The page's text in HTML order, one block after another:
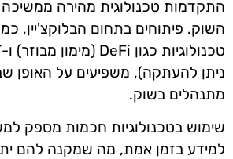
התקדמות טכנולוגית מהירה
השוק. פיתוחים בתחום הבלוקצ'יין,
ניתן להעתקה), משפיעים על האופן
מתנהלים בשוק.
שימוש בטכנולוגיות חכמות מספק
למידע בזמן אמת, מה שמקנה להם